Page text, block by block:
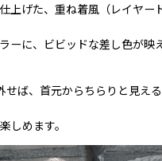
上げた、重ね着風（レイヤー
ーに、ビビッドな差し色が映
せば、首元からちらりと見え
しめます。